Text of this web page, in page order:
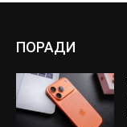
ПОРАДИ